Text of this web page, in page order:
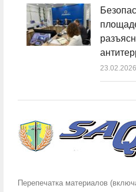
23.02.2026
Перепечатка материалов